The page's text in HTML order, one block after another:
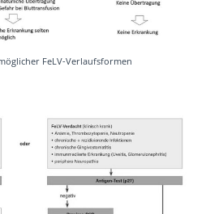
FeLV-Verlaufsformen